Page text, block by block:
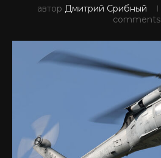
автор Дмитрий Срибный
comments